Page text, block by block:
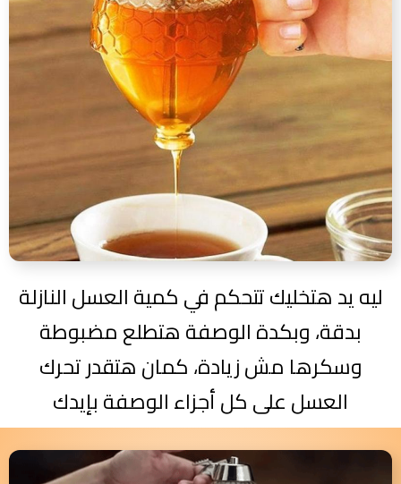
ليه يد هتخليك تتحكم في كمية العسل النازلة
بدقة، وبكدة الوصفة هتطلع مضبوطة
وسكرها مش زيادة، كمان هتقدر تحرك
العسل على كل أجزاء الوصفة بإيدك